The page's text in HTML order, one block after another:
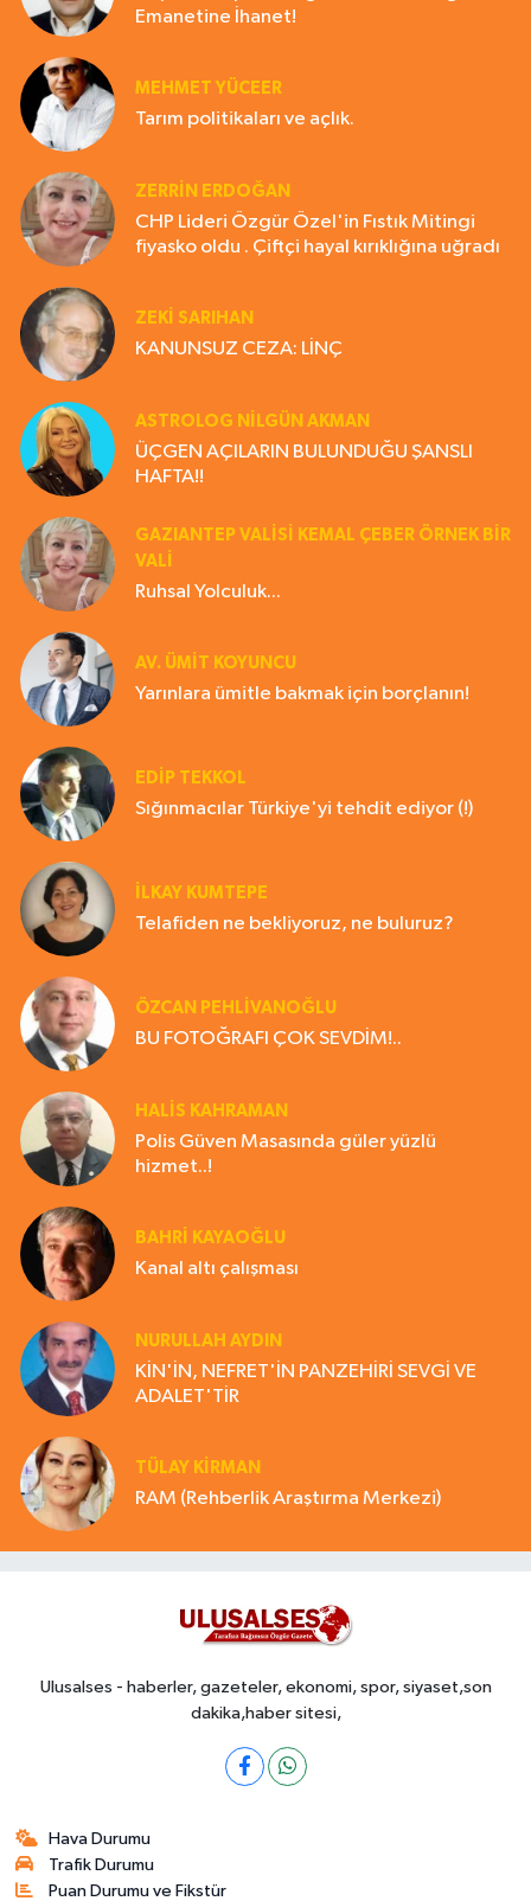
Emanetine İhanet!
MEHMET YÜCEER
Tarım politikaları ve açlık.
ZERRIN ERDOĞAN
CHP Lideri Özgür Özel'in Fıstık Mitingi
fiyasko oldu . Çiftçi hayal kırıklığına uğradı
ZEKI SARIHAN
KANUNSUZ CEZA: LİNÇ
ASTROLOG NILGÜN AKMAN
ÜÇGEN AÇILARIN BULUNDUĞU ŞANSLI
HAFTA!!
GAZIANTEP VALISI KEMAL ÇEBER ÖRNEK BİR
VALİ
Ruhsal Yolculuk...
AV. ÜMIT KOYUNCU
Yarınlara ümitle bakmak için borçlanın!
EDIP TEKKOL
Sığınmacılar Türkiye'yi tehdit ediyor (!)
İLKAY KUMTEPE
Telafiden ne bekliyoruz, ne buluruz?
ÖZCAN PEHLİVANOĞLU
BU FOTOĞRAFI ÇOK SEVDİM!..
HALIS KAHRAMAN
Polis Güven Masasında güler yüzlü
hizmet..!
BAHRI KAYAOĞLU
Kanal altı çalışması
NURULLAH AYDIN
KİN'İN, NEFRET'İN PANZEHİRİ SEVGİ VE
ADALET'TİR
TÜLAY KİRMAN
RAM (Rehberlik Araştırma Merkezi)
Ulusalses - haberler, gazeteler, ekonomi, spor, siyaset,son
dakika,haber sitesi,
Hava Durumu
Trafik Durumu
Puan Durumu ve Fikstür